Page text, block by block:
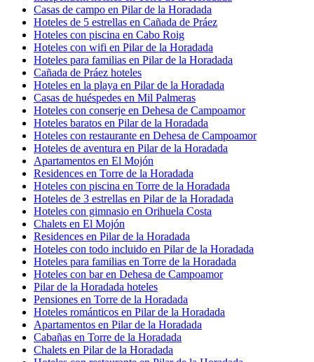
Casas de campo en Pilar de la Horadada
Hoteles de 5 estrellas en Cañada de Práez
Hoteles con piscina en Cabo Roig
Hoteles con wifi en Pilar de la Horadada
Hoteles para familias en Pilar de la Horadada
Cañada de Práez hoteles
Hoteles en la playa en Pilar de la Horadada
Casas de huéspedes en Mil Palmeras
Hoteles con conserje en Dehesa de Campoamor
Hoteles baratos en Pilar de la Horadada
Hoteles con restaurante en Dehesa de Campoamor
Hoteles de aventura en Pilar de la Horadada
Apartamentos en El Mojón
Residences en Torre de la Horadada
Hoteles con piscina en Torre de la Horadada
Hoteles de 3 estrellas en Pilar de la Horadada
Hoteles con gimnasio en Orihuela Costa
Chalets en El Mojón
Residences en Pilar de la Horadada
Hoteles con todo incluido en Pilar de la Horadada
Hoteles para familias en Torre de la Horadada
Hoteles con bar en Dehesa de Campoamor
Pilar de la Horadada hoteles
Pensiones en Torre de la Horadada
Hoteles románticos en Pilar de la Horadada
Apartamentos en Pilar de la Horadada
Cabañas en Torre de la Horadada
Chalets en Pilar de la Horadada